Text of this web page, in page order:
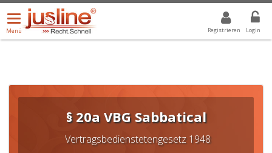
Registrieren Login
Menü
öffnen/schließen
Menü
ALLE DROPDOWN: GEWÄHLTER WERT IST ALLE
§ 20a VBG Sabbatical
Vertragsbedienstetengesetz 1948